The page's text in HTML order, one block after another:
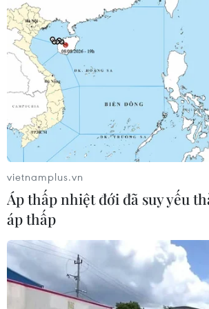
Khởi tố người đi bộ gây tai nạn chết
người trên quốc lộ ở Quảng Trị
06/08/2026 09:44
Khởi tố Chủ tịch Hội đồng quản trị,
Giám đốc Công ty cổ phần Mekolor
06/08/2026 09:06
Thêm một nhóm dàn cảnh cướp
tại khu Tân Huê Viên sa lưới
06/08/2026 05:57
vietnamplus.vn
Áp thấp nhiệt đới đã suy yếu
áp thấp